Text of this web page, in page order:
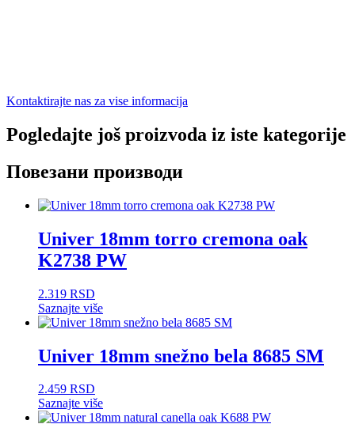
Kontaktirajte nas za vise informacija
Pogledajte još proizvoda iz iste kategorije
Повезани производи
Univer 18mm torro cremona oak
K2738 PW
2.319 RSD
Saznajte više
Univer 18mm snežno bela 8685 SM
2.459 RSD
Saznajte više